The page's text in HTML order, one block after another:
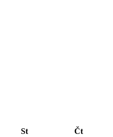
St Čt